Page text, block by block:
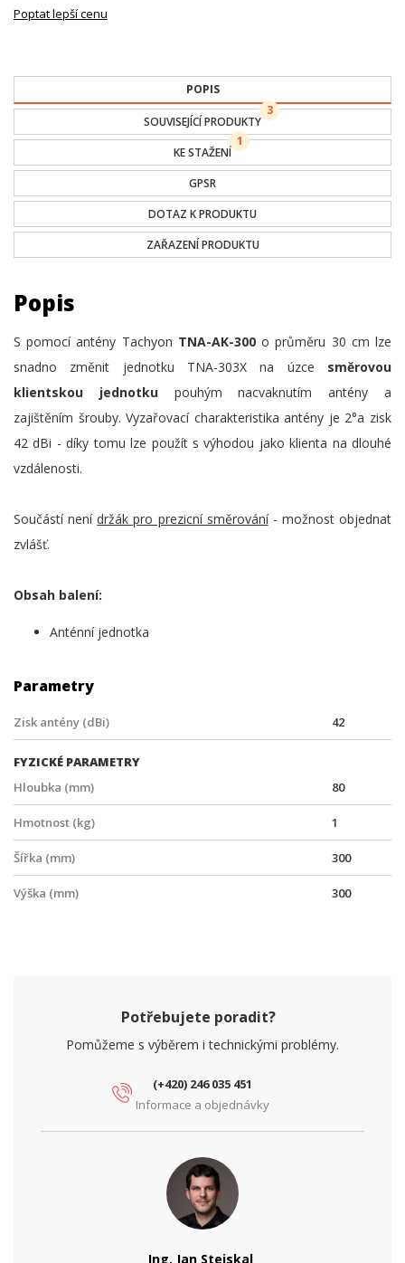
Poptat lepší cenu
POPIS
SOUVISEJÍCÍ PRODUKTY
3
KE STAŽENÍ
1
GPSR
DOTAZ K PRODUKTU
ZAŘAZENÍ PRODUKTU
Popis
S pomocí antény Tachyon TNA-AK-300o průměru 30 cm lze
snadno změnit jednotku TNA-303X na úzce směrovou
klientskou jednotku pouhým nacvaknutím antény a
zajištěním šrouby. Vyzařovací charakteristika antény je 2°a zisk
42 dBi - díky tomu lze použít s výhodou jako klienta na dlouhé
vzdálenosti.
Součástí nenídržák pro prezicní směrování- možnost objednat
zvlášť.
Obsah balení:
Anténní jednotka
Parametry
Zisk antény (dBi) 42
FYZICKÉ PARAMETRY
Hloubka (mm)
80
Hmotnost (kg) 1
Šířka (mm) 300
Výška (mm) 300
Potřebujete poradit?
Pomůžeme s výběrem i technickými problémy.
(+420) 246 035 451
Informace a objednávky
Ing. Jan Stejskal